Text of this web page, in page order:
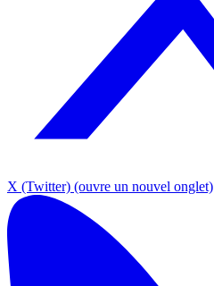
X (Twitter) (ouvre un nouvel onglet)